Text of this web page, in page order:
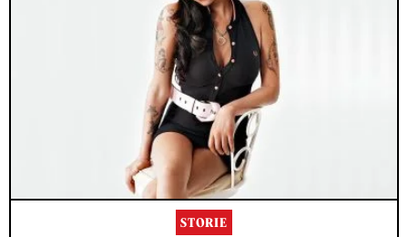
STORIE